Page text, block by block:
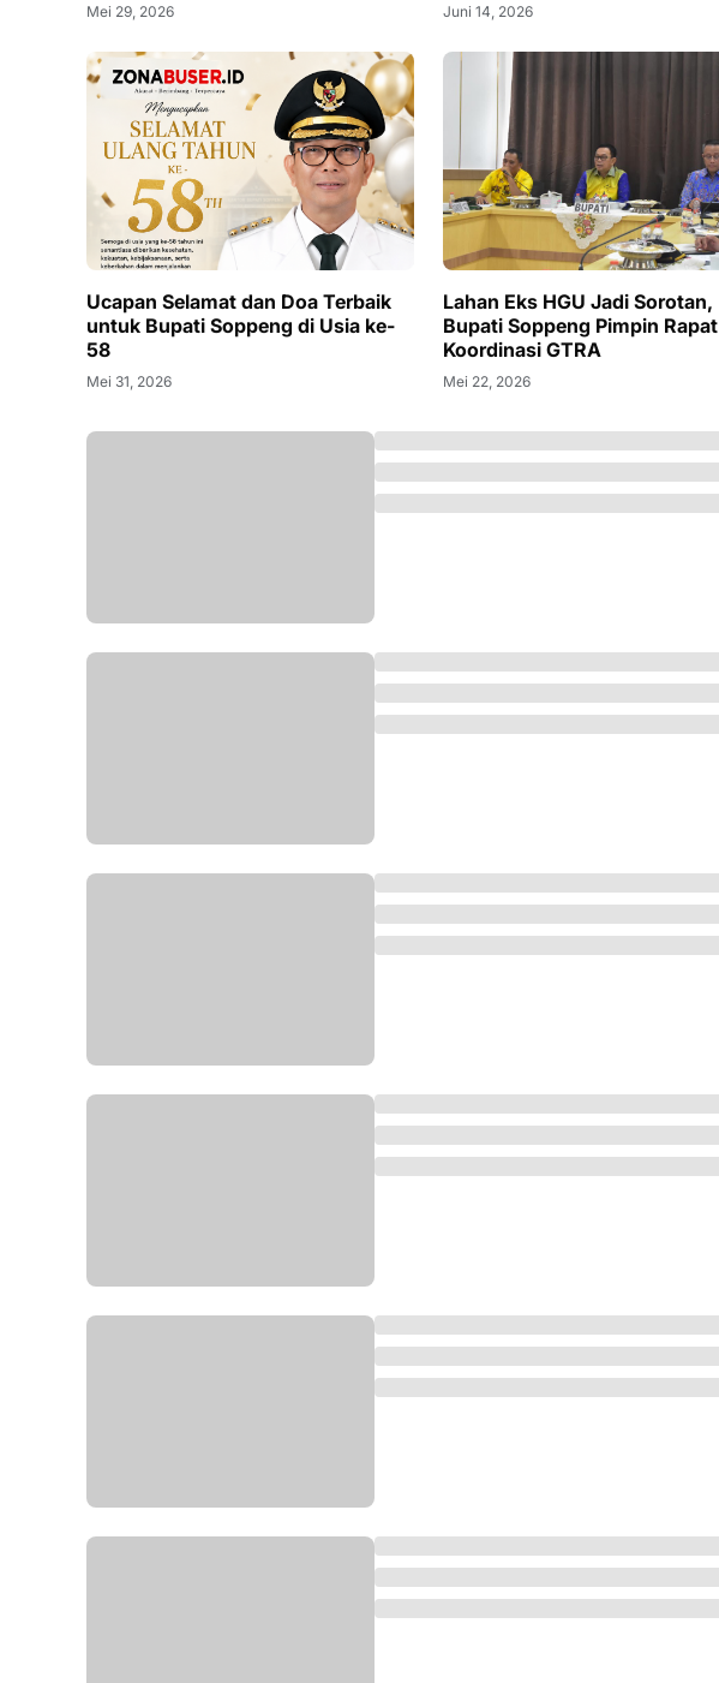
Mei 29, 2026 Juni 14, 2026
Ucapan Selamat dan Doa Terbaik
untuk Bupati Soppeng di Usia ke-
58
Mei 31, 2026
Lahan Eks HGU Jadi Sorotan,
Bupati Soppeng Pimpin Rapat
Koordinasi GTRA
Mei 22, 2026